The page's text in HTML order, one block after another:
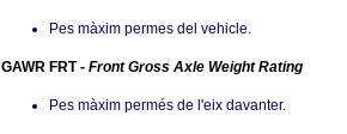
Pes màxim permes del vehicle.
GAWR FRT -Front Gross Axle Weight Rating
Pes màxim permés de l'eix davanter.